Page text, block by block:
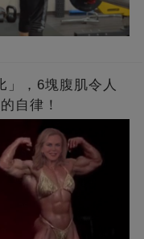
」，6塊腹肌令人
自律！